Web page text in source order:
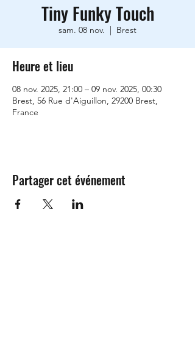
Tiny Funky Touch
sam. 08 nov.
  |
Brest
Heure et lieu
08 nov. 2025, 21:00 – 09 nov. 2025, 00:30
Brest, 56 Rue d'Aiguillon, 29200 Brest,
France
Partager cet événement